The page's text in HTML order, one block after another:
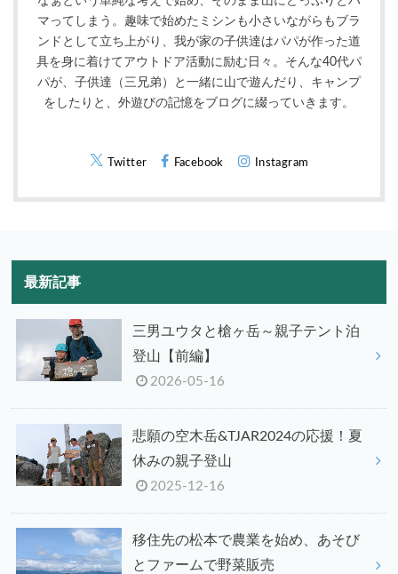
マってしまう。趣味で始めたミシンも小さいながらもブラ
ンドとして立ち上がり、我が家の子供達はパパが作った道
具を身に着けてアウトドア活動に励む日々。そんな40代パ
パが、子供達（三兄弟）と一緒に山で遊んだり、キャンプ
をしたりと、外遊びの記憶をブログに綴っていきます。
Twitter Facebook Instagram
最新記事
三男ユウタと槍ヶ岳～親子テント泊
登山【前編】
2026-05-16
悲願の空木岳&TJAR2024の応援！夏
休みの親子登山
2025-12-16
移住先の松本で農業を始め、あそび
とファームで野菜販売